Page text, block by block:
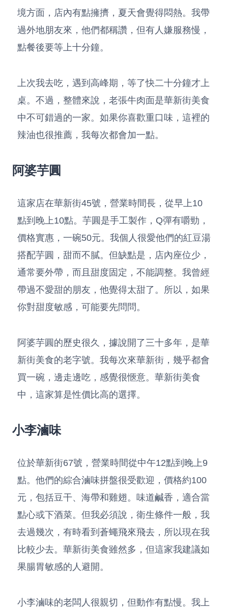
境方面，店內有點擁擠，夏天會覺得悶熱。我帶
過外地朋友來，他們都稱讚，但有人嫌服務慢，
點餐後要等上十分鐘。
上次我去吃，遇到高峰期，等了快二十分鐘才上
桌。不過，整體來說，老張牛肉面是華新街美食
中不可錯過的一家。如果你喜歡重口味，這裡的
辣油也很推薦，我每次都會加一點。
阿婆芋圓
這家店在華新街45號，營業時間長，從早上10
點到晚上10點。芋圓是手工製作，Q彈有嚼勁，
價格實惠，一碗50元。我個人很愛他們的紅豆湯
搭配芋圓，甜而不膩。但缺點是，店內座位少，
通常要外帶，而且甜度固定，不能調整。我曾經
帶過不愛甜的朋友，他覺得太甜了。所以，如果
你對甜度敏感，可能要先問問。
阿婆芋圓的歷史很久，據說開了三十多年，是華
新街美食的老字號。我每次來華新街，幾乎都會
買一碗，邊走邊吃，感覺很愜意。華新街美食
中，這家算是性價比高的選擇。
小李滷味
位於華新街67號，營業時間從中午12點到晚上9
點。他們的綜合滷味拼盤很受歡迎，價格約100
元，包括豆干、海帶和雞翅。味道鹹香，適合當
點心或下酒菜。但我必須說，衛生條件一般，我
去過幾次，有時看到蒼蠅飛來飛去，所以現在我
比較少去。華新街美食雖然多，但這家我建議如
果腸胃敏感的人避開。
小李滷味的老闆人很親切，但動作有點慢。我上